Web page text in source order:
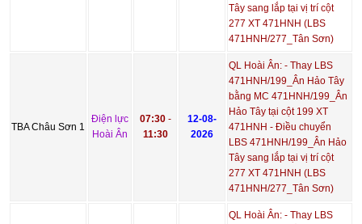
Tây sang lắp tại vị trí cột
277 XT 471HNH (LBS
471HNH/277_Tân Sơn)
TBA Châu Sơn 1
Điện lực
Hoài Ân
07:30-
11:30
12-08-
2026
QL Hoài Ân: - Thay LBS
471HNH/199_Ân Hảo Tây
bằng MC 471HNH/199_Ân
Hảo Tây tại cột 199 XT
471HNH - Điều chuyển
LBS 471HNH/199_Ân Hảo
Tây sang lắp tại vị trí cột
277 XT 471HNH (LBS
471HNH/277_Tân Sơn)
QL Hoài Ân: - Thay LBS